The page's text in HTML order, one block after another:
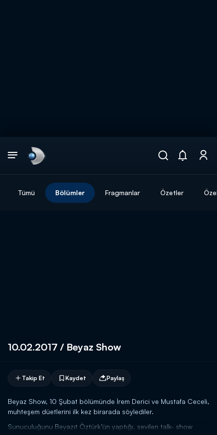
Tümü Bölümler Fragmanlar Özetler
10.02.2017 / Beyaz Show
Takip Et Kaydet Paylaş
Beyaz Show, 10 Şubat bölümünde İrem Derici ve Mustafa Ceceli,
muhteşem düetlerini ilk kez birarada söylediler.
Sunuculuğunu Beyazıt Öztürk’ün yaptığı, sevilen talk- show